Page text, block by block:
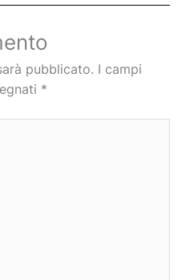
pubblicato. I campi
*